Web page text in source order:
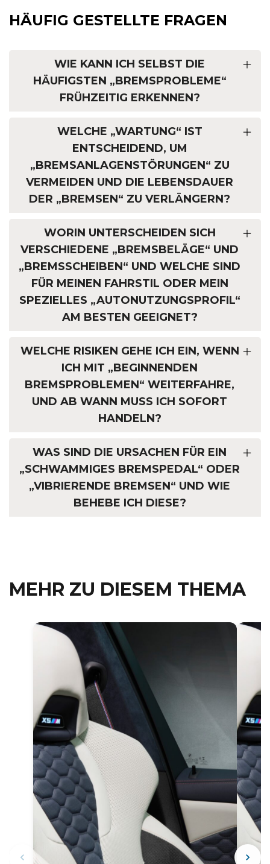
HÄUFIG GESTELLTE FRAGEN
WIE KANN ICH SELBST DIE
HÄUFIGSTEN „BREMSPROBLEME“
FRÜHZEITIG ERKENNEN?
WELCHE „WARTUNG“ IST
ENTSCHEIDEND, UM
„BREMSANLAGENSTÖRUNGEN“ ZU
VERMEIDEN UND DIE LEBENSDAUER
DER „BREMSEN“ ZU VERLÄNGERN?
WORIN UNTERSCHEIDEN SICH
VERSCHIEDENE „BREMSBELÄGE“ UND
„BREMSSCHEIBEN“ UND WELCHE SIND
FÜR MEINEN FAHRSTIL ODER MEIN
SPEZIELLES „AUTONUTZUNGSPROFIL“
AM BESTEN GEEIGNET?
WELCHE RISIKEN GEHE ICH EIN, WENN
ICH MIT „BEGINNENDEN
BREMSPROBLEMEN“ WEITERFAHRE,
UND AB WANN MUSS ICH SOFORT
HANDELN?
WAS SIND DIE URSACHEN FÜR EIN
„SCHWAMMIGES BREMSPEDAL“ ODER
„VIBRIERENDE BREMSEN“ UND WIE
BEHEBE ICH DIESE?
MEHR ZU DIESEM THEMA